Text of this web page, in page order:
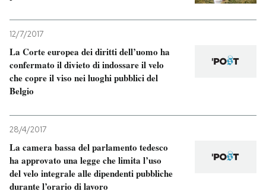
12/7/2017
La Corte europea dei diritti dell’uomo ha
confermato il divieto di indossare il velo
che copre il viso nei luoghi pubblici del
Belgio
28/4/2017
La camera bassa del parlamento tedesco
ha approvato una legge che limita l’uso
del velo integrale alle dipendenti pubbliche
durante l’orario di lavoro